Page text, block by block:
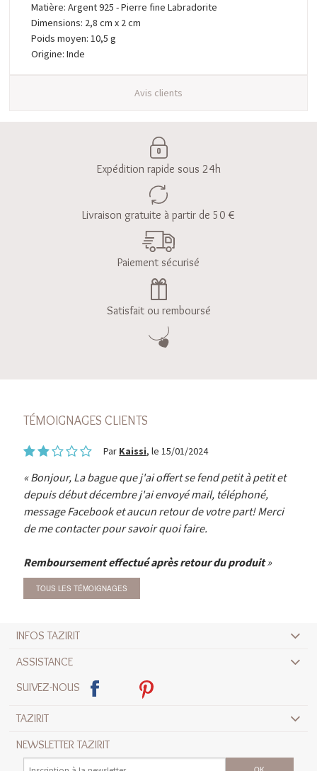
Matière: Argent 925 - Pierre fine Labradorite
Dimensions: 2,8 cm x 2 cm
Poids moyen: 10,5 g
Origine: Inde
Avis clients
Expédition rapide sous 24h
Livraison gratuite à partir de 50 €
Paiement sécurisé
Satisfait ou remboursé
TÉMOIGNAGES CLIENTS
Par Kaissi, le 15/01/2024
Bonjour, La bague que j'ai offert se fend petit à petit et
depuis début décembre j'ai envoyé mail, téléphoné,
message Facebook et aucun retour de votre part! Merci
de me contacter pour savoir quoi faire.
Remboursement effectué après retour du produit
TOUS LES TÉMOIGNAGES
INFOS TAZIRIT
ASSISTANCE
SUIVEZ-NOUS
TAZIRIT
NEWSLETTER TAZIRIT